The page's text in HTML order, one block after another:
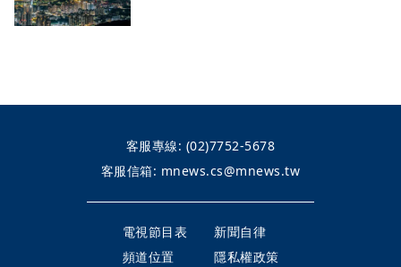
客服專線: (02)7752-5678
客服信箱: mnews.cs@mnews.tw
電視節目表
新聞自律
頻道位置
隱私權政策